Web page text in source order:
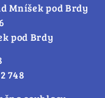
Mníšek pod Brdy
pod Brdy
748